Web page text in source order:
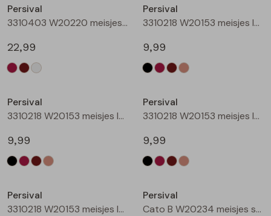
Persival
3310403 W20220 meisjes sweatshirt Cream
22,99
Persival
3310218 W20153 meisjes legging Zwart
9,99
Persival
3310218 W20153 meisjes legging Wijnrood
9,99
Persival
3310218 W20153 meisjes legging Bruin donker
9,99
Persival
3310218 W20153 meisjes legging Taupe
Persival
Cato B W20234 meisjes sweatshirt Wijnrood